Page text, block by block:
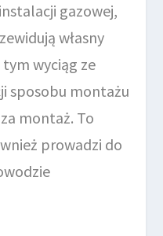
gazowej,
własny
wyciąg ze
sposobu montażu
montaż. To
prowadzi do